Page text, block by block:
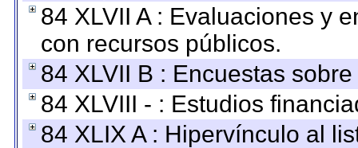
84 XLVII A : Evaluaciones y
con recursos públicos.
84 XLVII B : Encuestas
84 XLVIII - : Estudios
84 XLIX A : Hipervínculo al